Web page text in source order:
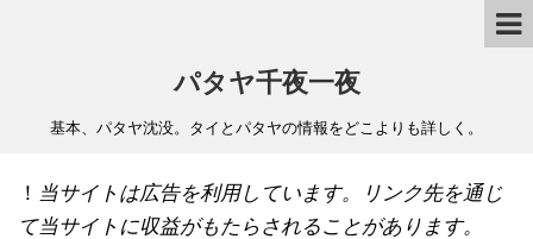
パタヤ千夜一夜
基本、パタヤ沈没。タイとパタヤの情報をどこよりも詳しく。
！ 当サイトは広告を利用しています。リンク先を通じ
て当サイトに収益がもたらされることがあります。